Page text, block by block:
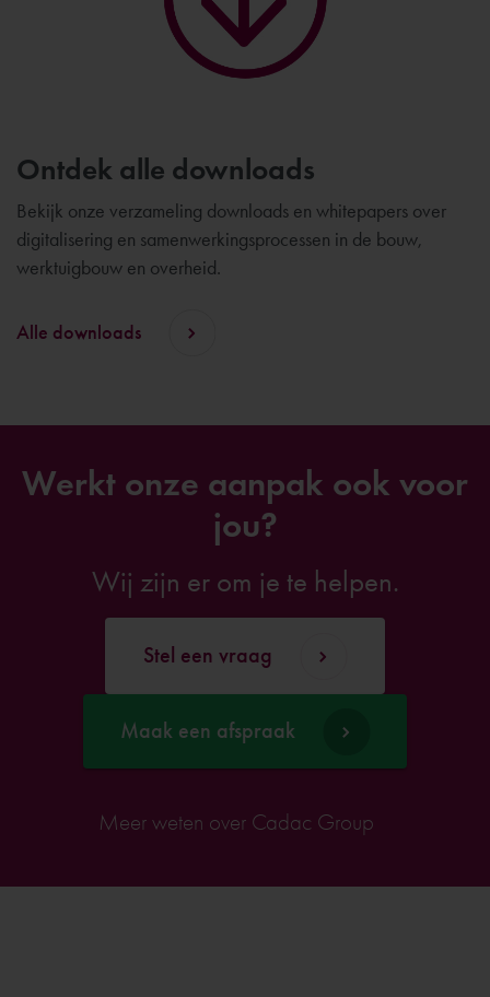
Ontdek alle downloads
Bekijk onze verzameling downloads en whitepapers over
digitalisering en samenwerkingsprocessen in de bouw,
werktuigbouw en overheid.
Alle downloads
Werkt onze aanpak ook voor
jou?
Wij zijn er om je te helpen.
Stel een vraag
Maak een afspraak
Meer weten over Cadac Group